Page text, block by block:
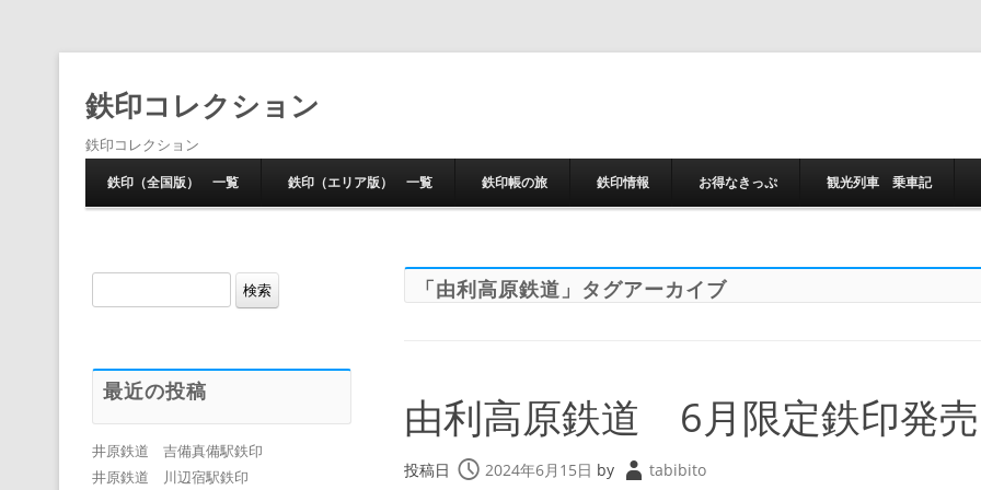
鉄印コレクション
鉄印コレクション
鉄印（全国版） 一覧 鉄印（エリア版） 一覧 鉄印帳の旅 鉄印情報 お得なきっぷ 観光列車 乗車記
「由利高原鉄道 」タグアーカイブ
由利高原鉄道 6月限定鉄印発売
投稿日 2024年6月15日 by tabibito
索:
最近の投稿
井原鉄道 吉備真備駅鉄印
井原鉄道 川辺宿駅鉄印